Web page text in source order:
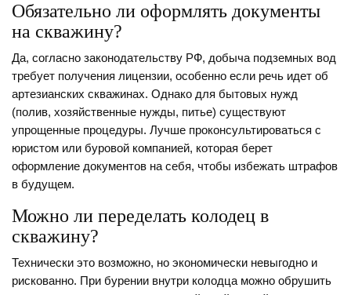
Обязательно ли оформлять документы
на скважину?
Да, согласно законодательству РФ, добыча подземных вод
требует получения лицензии, особенно если речь идет об
артезианских скважинах. Однако для бытовых нужд
(полив, хозяйственные нужды, питье) существуют
упрощенные процедуры. Лучше проконсультироваться с
юристом или буровой компанией, которая берет
оформление документов на себя, чтобы избежать штрафов
в будущем.
Можно ли переделать колодец в
скважину?
Технически это возможно, но экономически невыгодно и
рискованно. При бурении внутри колодца можно обрушить